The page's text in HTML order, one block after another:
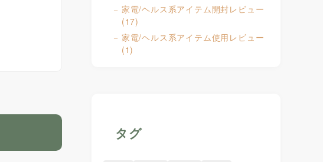
家電/ヘルス系アイテム開封レビュー
(17)
家電/ヘルス系アイテム使用レビュー
(1)
タグ